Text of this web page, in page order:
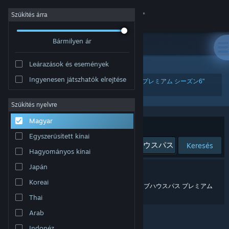
Bejelentkezés
Névjegy
Támogatás
Nyelvváltás
A Steam mobilalkalmazás beszerzése
Asztali weboldalra váltás
Szűkítés árra
Bármilyen ár
Leárazások és események
Ingyenesen játszhatók elrejtése
Szűkítés nyelvre
Magyar
Egyszerűsített kínai
Hagyományos kínai
Japán
Koreai
Thai
Arab
"『ゴルフ PGAツアー 2K25』クラブハウスパス プレミアム シーズン6"
Rendezés Relevancia
Keresés
0 eredmény felel meg a keresésednek.
Erre gondoltál: „
『ゴルフ pgaツアー 2025』クラブハウスパス プレミアム
シーズン6 ”?